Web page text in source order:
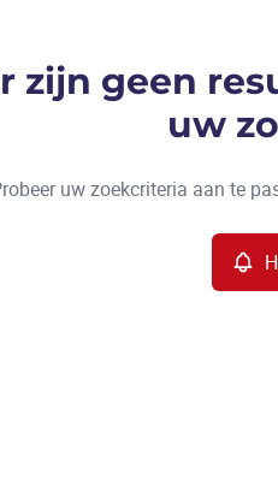
zijn geen
uw
uw zoekcriteria aan te